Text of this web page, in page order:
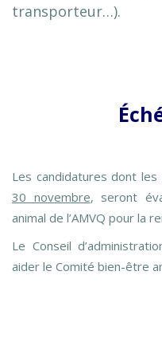
transporteur…).
Les candidatures dont
30 novembre, seront
animal de l’AMVQ pour la
Le Conseil
aider le Comité bien-être